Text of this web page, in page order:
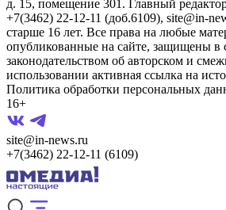
д. 15, помещение 301. Главный
+7(3462) 22-12-11 (доб.6109), site@in-
старше 16 лет. Все права на любые
опубликованные на сайте, защищены в
законодательством об авторском и
использовании активная ссылка на
Политика обработки персональных
16+
site@in-news.ru
+7(3462) 22-12-11 (6109)